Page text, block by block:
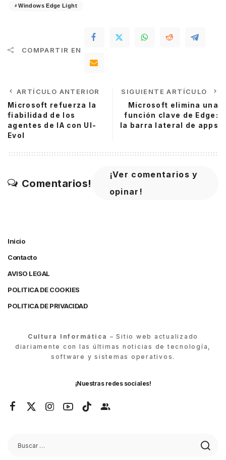
Windows Edge Light
COMPARTIR EN
ARTÍCULO ANTERIOR
Microsoft refuerza la
fiabilidad de los
agentes de IA con UI-
Evol
SIGUIENTE ARTÍCULO
Microsoft elimina una
función clave de Edge:
la barra lateral de apps
Comentarios!
¡Ver comentarios y
opinar!
Inicio
Contacto
AVISO LEGAL
POLITICA DE COOKIES
POLITICA DE PRIVACIDAD
Cultura Informática – Sitio web actualizado
diariamente con las últimas noticias de tecnología,
software y sistemas operativos.
¡Nuestras redes sociales!